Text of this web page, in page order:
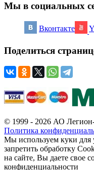
Мы в социальных
Вконтакте
Поделиться
© 1999 - 2026 АО
Политика
Мы используем куки для
запретить обработку
на сайте, Вы даете свое
конфиденциальности